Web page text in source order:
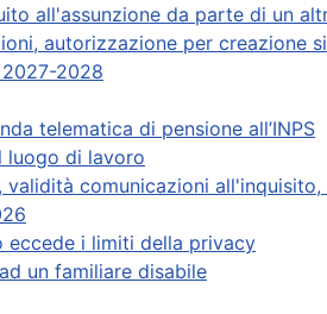
all'assunzione da parte di un
autorizzazione per creazione
2028
telematica di pensione all’INPS
luogo di lavoro
comunicazioni
eccede i limiti della privacy
un familiare disabile